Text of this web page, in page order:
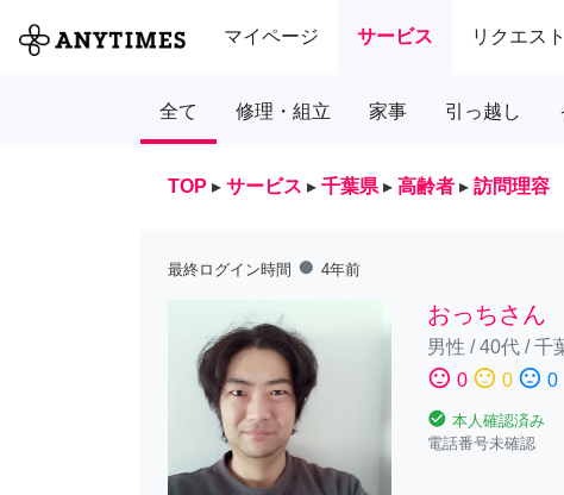
マイページ サービス リクエスト
全て 修理・組立 家事 引っ越し
TOP ▸ サービス ▸ 千葉県 ▸ 高齢者 ▸ 訪問理容
最終ログイン時間 fiber_manual_record 4年前
おっちさん
男性 /40代/千
sentiment_satisfied 0 sentiment_neutral 0 sentiment_dissatisfied 0
check_circle 本人確認済み
電話番号未確認